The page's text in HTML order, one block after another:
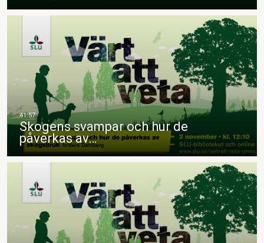
Skogens svampar och hur de
påverkas av…